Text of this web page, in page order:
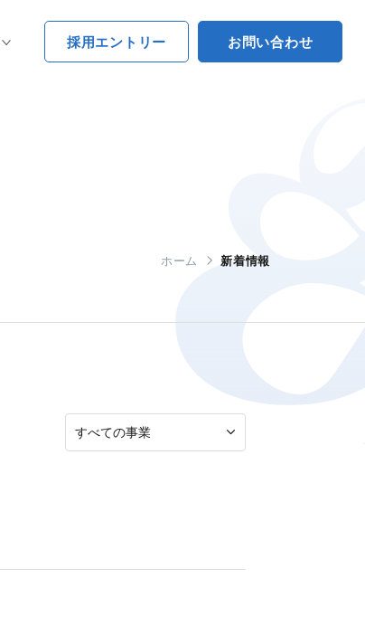
採用エントリー お問い合わせ
ホーム 新着情報